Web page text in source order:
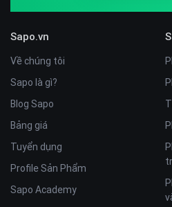
khám phá như: Theme hỗ trợ tính
ảnh, trang đăng ký / đăng nhập
bằng social facebook và google,...
- Giao diện được responsive hợp
thiết bị: PC, Laptop, máy tính
Sapo.vn
Về chúng tôi
Sapo là gì?
Blog Sapo
Bảng giá
Tuyển dụng
Profile Sản Phẩm
Sapo Academy